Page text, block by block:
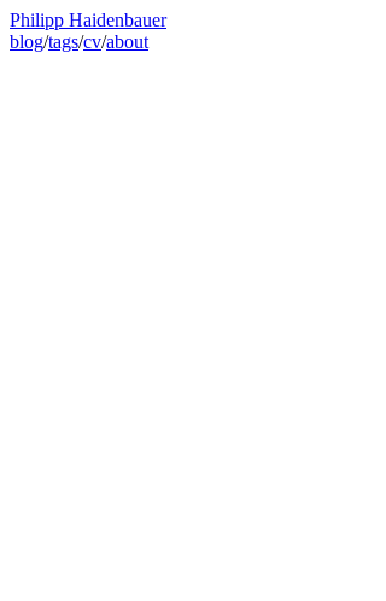
Philipp Haidenbauer
blog/tags/cv/about